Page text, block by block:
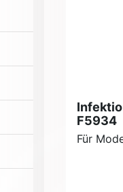
F5934
Für